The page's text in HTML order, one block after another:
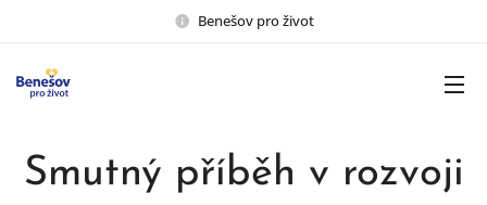
Benešov pro život
Smutný příběh v rozvoji